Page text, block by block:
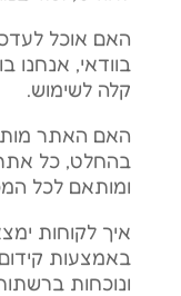
האם אוכל
בוודאי, אנחנו
קלה לשימוש.
האם האתר
בהחלט, כל אתר
ומותאם לכל
איך לקוחות
באמצעות קידום
ונוכחות